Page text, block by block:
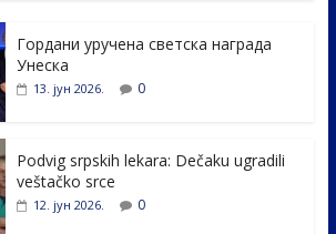
e
dI
e
Гордани уручена светска награда
Унеска
13. јун 2026. 0
Podvig srpskih lekara: Dečaku ugradili
veštačko srce
12. јун 2026. 0